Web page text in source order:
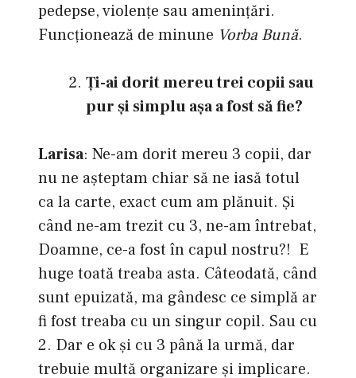
pedepse, violenţe sau amenințări.
Funcționează de minune Vorba Bună.
Ţi-ai dorit mereu trei copii sau
pur şi simplu aşa a fost să fie?
Larisa: Ne-am dorit mereu 3 copii, dar
nu ne aşteptam chiar să ne iasă totul
ca la carte, exact cum am plănuit. Și
când ne-am trezit cu 3, ne-am întrebat,
Doamne, ce-a fost în capul nostru?! E
huge toată treaba asta. Câteodată, când
sunt epuizată, ma gândesc ce simplă ar
fi fost treaba cu un singur copil. Sau cu
2. Dar e ok și cu 3 până la urmă, dar
trebuie multă organizare și implicare.